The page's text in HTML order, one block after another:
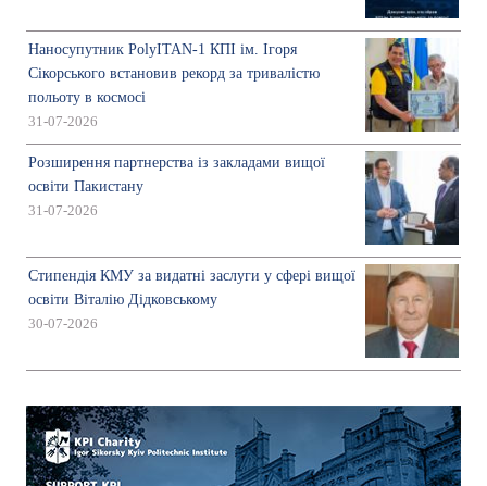
Наносупутник PolyITAN-1 КПІ ім. Ігоря
Сікорського встановив рекорд за тривалістю
польоту в космосі
31-07-2026
Розширення партнерства із закладами вищої
освіти Пакистану
31-07-2026
Стипендія КМУ за видатні заслуги у сфері вищої
освіти Віталію Дідковському
30-07-2026